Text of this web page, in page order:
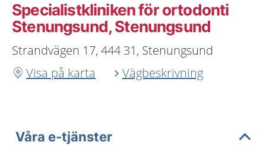
Specialistkliniken för ortodonti
Stenungsund, Stenungsund
Strandvägen 17, 444 31, Stenungsund
Visa på karta
Vägbeskrivning
Våra e-tjänster